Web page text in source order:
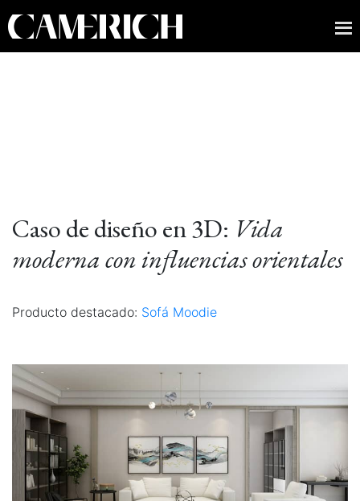
Caso de diseño en 3D: Vida
moderna con influencias orientales
Producto destacado: Sofá Moodie